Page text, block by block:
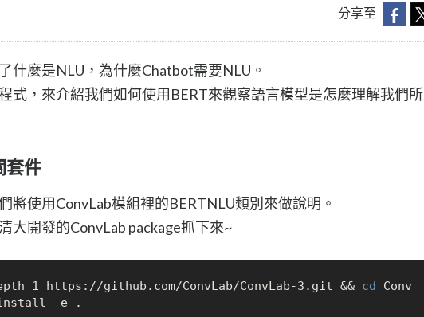
分享至
什麼是NLU，為什麼Chatbot需要NLU。
式，來介紹我們如何使用BERT來觀察語言模型是怎麼理解我們所
套件
將使用ConvLab模組裡的BERTNLU類別來做說明。
大開發的ConvLab package抓下來~
1 https://github.com/ConvLab/ConvLab-3.git && cd Conv